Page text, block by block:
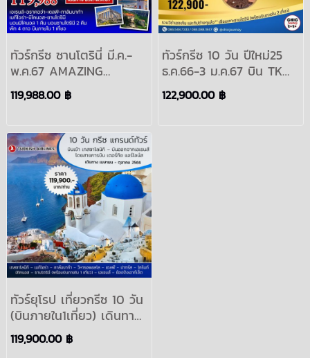
ทัวร์กรีซ ซานโตรินี่ มี.ค.-
พ.ค.67 AMAZING
GREECE 9วัน 6คืน มีนาคม
เมษายน พฤษภาคม 2567
119,988.00 ฿
ทัวร์กรีซ 10 วัน ปีใหม่25
ธ.ค.66-3 ม.ค.67 บิน TK
(บินภายใน2เที่ยว)
:EUROPE
122,900.00 ฿
ทัวร์ยุโรป เที่ยวกรีซ 10 วัน
(บินภายใน1เที่ยว) เดินทาง
เม.ย.-ต.ค.2566 :EUROPE
119,900.00 ฿